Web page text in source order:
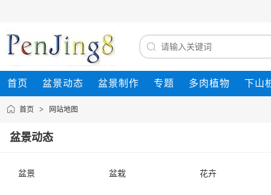
首页 盆景动态 盆景制作 专题 多肉植物 下山
首页 > 网站地图
盆景动态
盆景 盆栽 花卉